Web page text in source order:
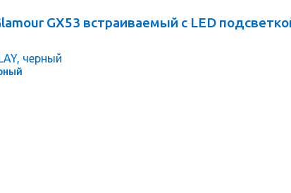
GX53 встраиваемый с LED